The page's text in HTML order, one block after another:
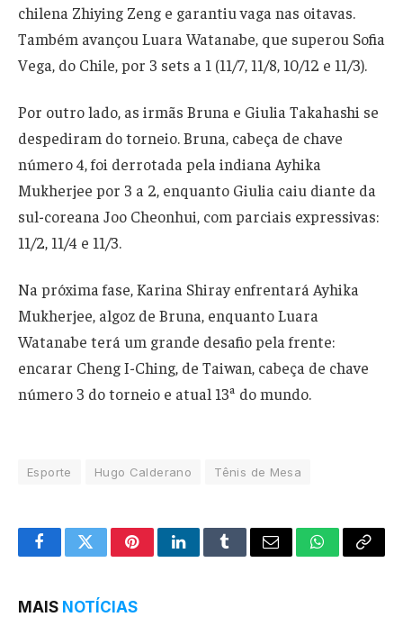
chilena Zhiying Zeng e garantiu vaga nas oitavas.
Também avançou Luara Watanabe, que superou Sofia
Vega, do Chile, por 3 sets a 1 (11/7, 11/8, 10/12 e 11/3).
Por outro lado, as irmãs Bruna e Giulia Takahashi se
despediram do torneio. Bruna, cabeça de chave
número 4, foi derrotada pela indiana Ayhika
Mukherjee por 3 a 2, enquanto Giulia caiu diante da
sul-coreana Joo Cheonhui, com parciais expressivas:
11/2, 11/4 e 11/3.
Na próxima fase, Karina Shiray enfrentará Ayhika
Mukherjee, algoz de Bruna, enquanto Luara
Watanabe terá um grande desafio pela frente:
encarar Cheng I-Ching, de Taiwan, cabeça de chave
número 3 do torneio e atual 13ª do mundo.
Esporte Hugo Calderano Tênis de Mesa
FacebookTwitterPinterestLinkedInTumblrEmail WhatsApp
Copy
MAIS NOTÍCIAS